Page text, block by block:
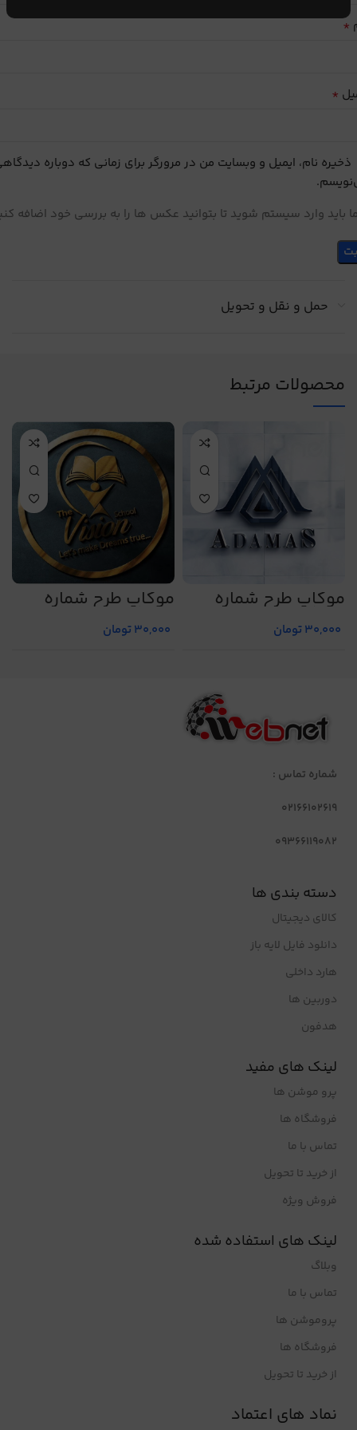
*
*
ذخیره نام، ایمیل و وبسایت من در مرورگر برای زمانی که دوباره
باید وارد سیستم شوید تا بتوانید عکس ها را به بررسی خود اضافه
حمل و نقل و تحویل
محصولات مرتبط
موکاپ طرح شماره
5016
30,000تومان
موکاپ طرح شماره
5020
30,000تومان
شماره تماس :
02166102619
09366119082
دسته بندی ها
کالای دیجیتال
دانلود فایل لایه باز
هارد داخلی
دوربین ها
هدفون
لینک های مفید
پرو موشن ها
فروشگاه ها
تماس با ما
از خرید تا تحویل
فروش ویژه
لینک های استفاده شده
وبلاگ
تماس با ما
پروموشن ها
فروشگاه ها
از خرید تا تحویل
نماد های اعتماد